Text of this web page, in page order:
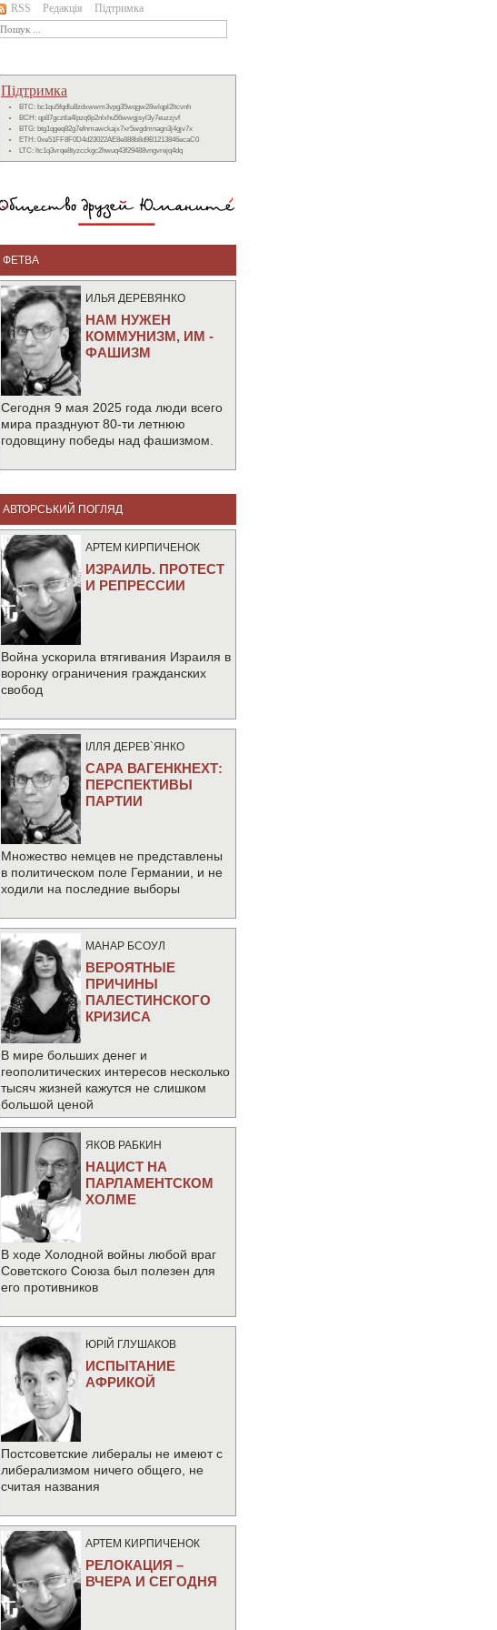
RSS Редакція Підтримка
Підтримка
BTC: bc1qu5fqdlu8zdxwwm3vpg35wqgw28wlqpl2ltcvnh
BCH: qp87gcztla4lpzq6p2nlxhu56wwgjsyl3y7euzzjvf
BTG: btg1qgeq82g7efnmawckajx7xr5wgdmnagn3j4gjv7x
ETH: 0xe51FF8F0D4d23022AE8e888b8d9B1213846ecaC0
LTC: ltc1q3vrqe8tyzcckgc2hwuq43f29488vngvrejq4dq
ФЕТВА
ИЛЬЯ ДЕРЕВЯНКО
НАМ НУЖЕН
КОММУНИЗМ, ИМ -
ФАШИЗМ
Сегодня 9 мая 2025 года люди всего
мира празднуют 80-ти летнюю
годовщину победы над фашизмом.
АВТОРСЬКИЙ ПОГЛЯД
АРТЕМ КИРПИЧЕНОК
ИЗРАИЛЬ. ПРОТЕСТ
И РЕПРЕССИИ
Война ускорила втягивания Израиля в
воронку ограничения гражданских
свобод
IЛЛЯ ДЕРЕВ`ЯНКО
САРА ВАГЕНКНЕХТ:
ПЕРСПЕКТИВЫ
ПАРТИИ
Множество немцев не представлены
в политическом поле Германии, и не
ходили на последние выборы
МАНАР БСОУЛ
ВЕРОЯТНЫЕ
ПРИЧИНЫ
ПАЛЕСТИНСКОГО
КРИЗИСА
В мире больших денег и
геополитических интересов несколько
тысяч жизней кажутся не слишком
большой ценой
ЯКОВ РАБКИН
НАЦИСТ НА
ПАРЛАМЕНТСКОМ
ХОЛМЕ
В ходе Холодной войны любой враг
Советского Союза был полезен для
его противников
ЮРIЙ ГЛУШАКОВ
ИСПЫТАНИЕ
АФРИКОЙ
Постсоветские либералы не имеют с
либерализмом ничего общего, не
считая названия
АРТЕМ КИРПИЧЕНОК
РЕЛОКАЦИЯ –
ВЧЕРА И СЕГОДНЯ